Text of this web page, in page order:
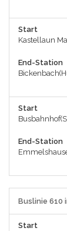
Start
Kastellaun
End-Station
Start
End-Station
Buslinie 610
Start